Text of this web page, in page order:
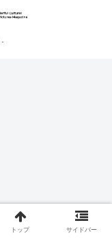
トップ サイドバー